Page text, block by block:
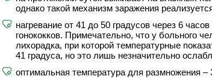
однако такой механизм заражения
нагревание от 41 до 50 градусов через 6
гонококков. Примечательно, что у больного
лихорадка, при которой температурные
41 градуса, но это лишь незначительно
оптимальная температура для размножения –